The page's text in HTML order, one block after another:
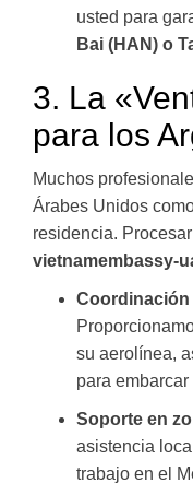
usted para
Bai (HAN) o
3. La
para los
Muchos
Árabes Unidos
residencia.
vietnamembassy-
Coordinación
su aerolínea,
para
Soporte en
asistencia
trabajo en el